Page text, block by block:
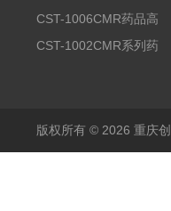
品高温试验箱
CST-1006CMR药品高
温试验箱
CST-1002CMR系列药
版权所有 © 2026 重庆